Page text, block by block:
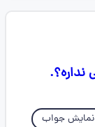
نمایش جواب